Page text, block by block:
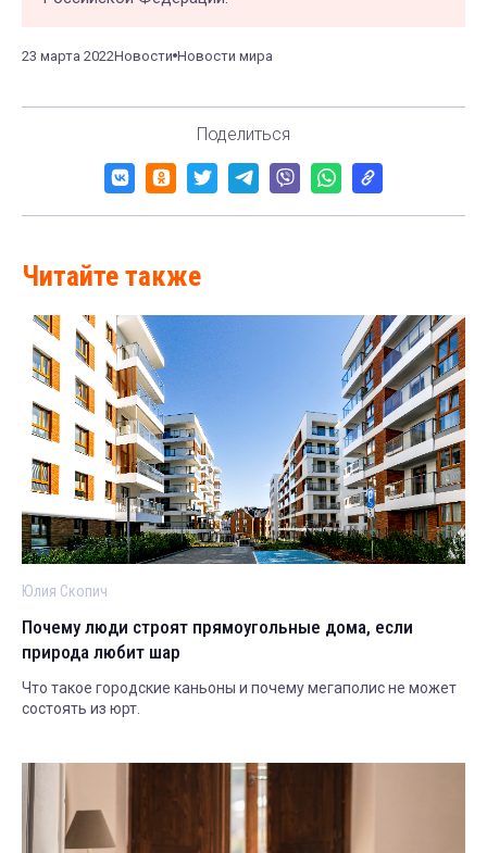
23 марта 2022Новости Новости мира
Поделиться
Читайте также
Юлия Скопич
Почему люди строят прямоугольные дома, если
природа любит шар
Что такое городские каньоны и почему мегаполис не может
состоять из юрт.